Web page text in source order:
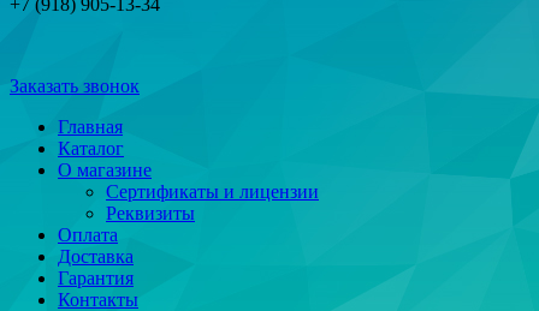
+7 (918) 905-13-34
Заказать звонок
Главная
Каталог
О магазине
Сертификаты и лицензии
Реквизиты
Оплата
Доставка
Гарантия
Контакты